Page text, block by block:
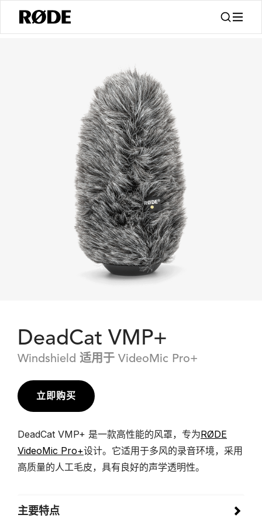
DeadCat VMP+
Windshield 适用于 VideoMic Pro+
立即购买
DeadCat VMP+ 是一款高性能的风罩，专为RØDE
VideoMic Pro+设计。它适用于多风的录音环境，采用
高质量的人工毛皮，具有良好的声学透明性。
主要特点